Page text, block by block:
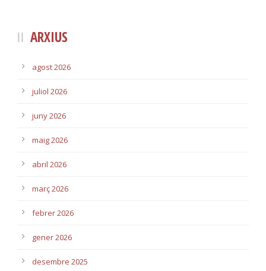
ARXIUS
agost 2026
juliol 2026
juny 2026
maig 2026
abril 2026
març 2026
febrer 2026
gener 2026
desembre 2025